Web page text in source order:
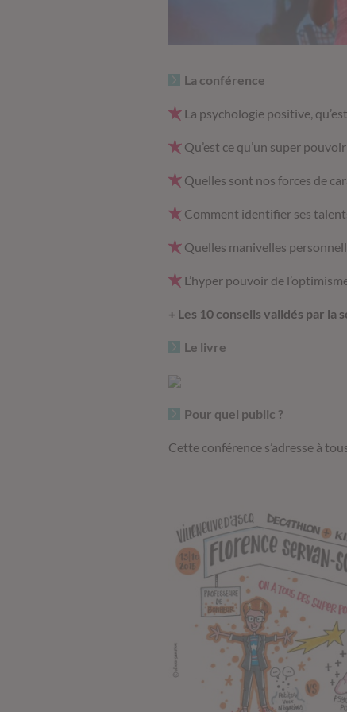
La conférence
La psychologie positive,
Qu’est ce qu’un super pouvoir
Quelles sont nos forces de
Comment identifier ses
Quelles manivelles
L’hyper pouvoir de
+ Les 10 conseils validés par la
Le livre
Pour quel public ?
Cette conférence s’adresse à